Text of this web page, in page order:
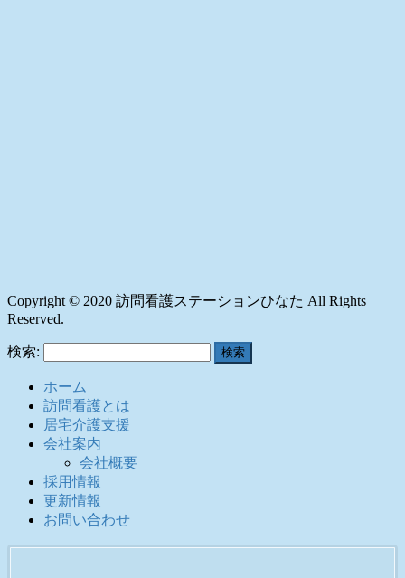
Copyright © 2020 訪問看護ステーションひなた All Rights
Reserved.
検索:
ホーム
訪問看護とは
居宅介護支援
会社案内
会社概要
採用情報
更新情報
お問い合わせ